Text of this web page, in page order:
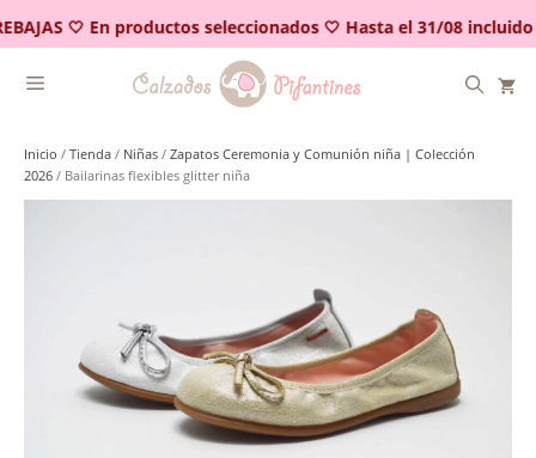
🤍 En productos seleccionados 🤍 Hasta el 31/08 incluido
al
contenido
Inicio / Tienda / Niñas / Zapatos Ceremonia y Comunión niña | Colección
2026 / Bailarinas flexibles glitter niña